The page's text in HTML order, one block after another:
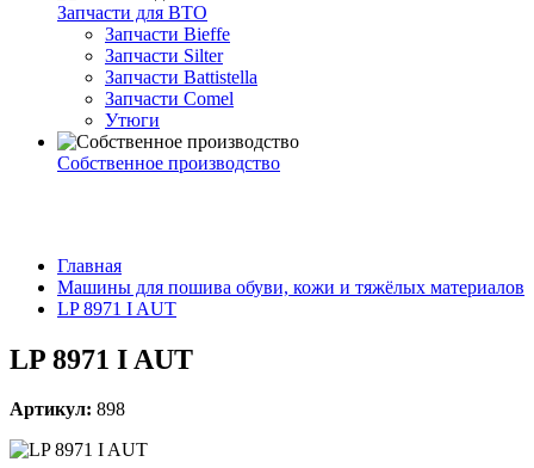
Запчасти для ВТО
Запчасти Bieffe
Запчасти Silter
Запчасти Battistella
Запчасти Comel
Утюги
Собственное производство
Главная
Машины для пошива обуви, кожи и тяжёлых материалов
LP 8971 I AUT
LP 8971 I AUT
Артикул: 898